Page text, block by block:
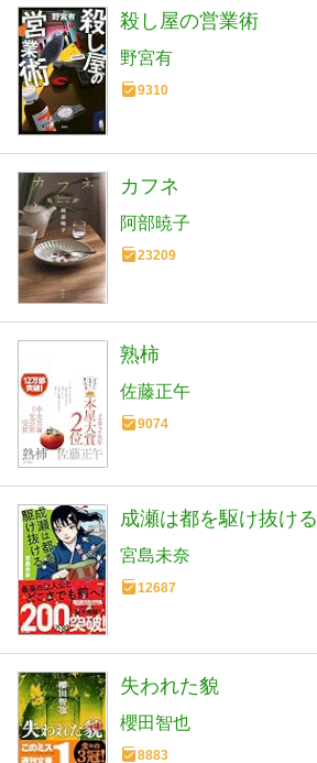
殺し屋の営業術
野宮有
9310
カフネ
阿部暁子
23209
熟柿
佐藤正午
9074
成瀬は都を駆け抜ける
宮島未奈
12687
失われた貌
櫻田智也
8883